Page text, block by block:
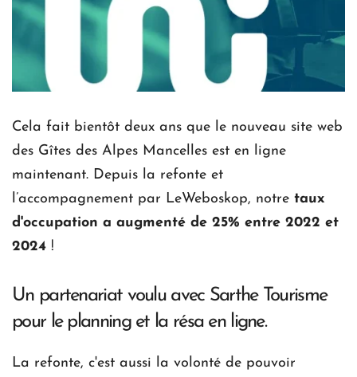
Cela fait bientôt deux ans que le nouveau site web
des Gîtes des Alpes Mancelles est en ligne
maintenant. Depuis la refonte et
l’accompagnement par LeWeboskop, notre taux
d'occupation a augmenté de 25% entre 2022 et
2024
Un partenariat voulu avec Sarthe Tourisme
pour le planning et la résa en ligne.
La refonte, c'est aussi la volonté de pouvoir